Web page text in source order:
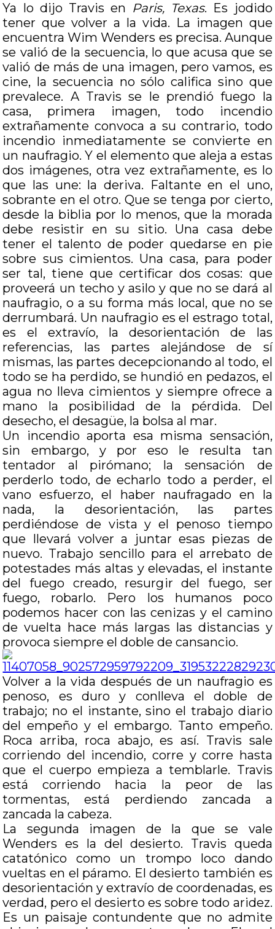
Ya lo dijo Travis en Paris, Texas. Es jodido
tener que volver a la vida. La imagen que
encuentra Wim Wenders es precisa. Aunque
se valió de la secuencia, lo que acusa que se
valió de más de una imagen, pero vamos, es
cine, la secuencia no sólo califica sino que
prevalece. A Travis se le prendió fuego la
casa, primera imagen, todo incendio
extrañamente convoca a su contrario, todo
incendio inmediatamente se convierte en
un naufragio. Y el elemento que aleja a estas
dos imágenes, otra vez extrañamente, es lo
que las une: la deriva. Faltante en el uno,
sobrante en el otro. Que se tenga por cierto,
desde la biblia por lo menos, que la morada
debe resistir en su sitio. Una casa debe
tener el talento de poder quedarse en pie
sobre sus cimientos. Una casa, para poder
ser tal, tiene que certificar dos cosas: que
proveerá un techo y asilo y que no se dará al
naufragio, o a su forma más local, que no se
derrumbará. Un naufragio es el estrago total,
es el extravío, la desorientación de las
referencias, las partes alejándose de sí
mismas, las partes decepcionando al todo, el
todo se ha perdido, se hundió en pedazos, el
agua no lleva cimientos y siempre ofrece a
mano la posibilidad de la pérdida. Del
desecho, el desagüe, la bolsa al mar.
Un incendio aporta esa misma sensación,
sin embargo, y por eso le resulta tan
tentador al pirómano; la sensación de
perderlo todo, de echarlo todo a perder, el
vano esfuerzo, el haber naufragado en la
nada, la desorientación, las partes
perdiéndose de vista y el penoso tiempo
que llevará volver a juntar esas piezas de
nuevo. Trabajo sencillo para el arrebato de
potestades más altas y elevadas, el instante
del fuego creado, resurgir del fuego, ser
fuego, robarlo. Pero los humanos poco
podemos hacer con las cenizas y el camino
de vuelta hace más largas las distancias y
provoca siempre el doble de cansancio.
Volver a la vida después de un naufragio es
penoso, es duro y conlleva el doble de
trabajo; no el instante, sino el trabajo diario
del empeño y el embargo. Tanto empeño.
Roca arriba, roca abajo, es así. Travis sale
corriendo del incendio, corre y corre hasta
que el cuerpo empieza a temblarle. Travis
está corriendo hacia la peor de las
tormentas, está perdiendo zancada a
zancada la cabeza.
La segunda imagen de la que se vale
Wenders es la del desierto. Travis queda
catatónico como un trompo loco dando
vueltas en el páramo. El desierto también es
desorientación y extravío de coordenadas, es
verdad, pero el desierto es sobre todo aridez.
Es un paisaje contundente que no admite